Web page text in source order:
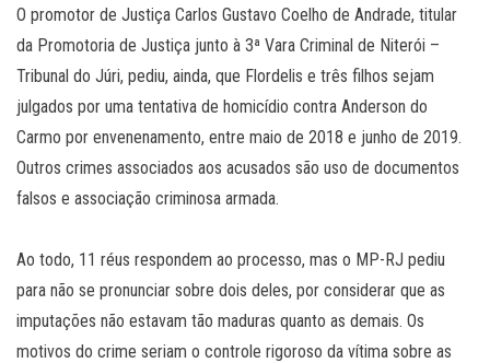
O promotor de Justiça Carlos Gustavo Coelho de Andrade, titular
da Promotoria de Justiça junto à 3ª Vara Criminal de Niterói –
Tribunal do Júri, pediu, ainda, que Flordelis e três filhos sejam
julgados por uma tentativa de homicídio contra Anderson do
Carmo por envenenamento, entre maio de 2018 e junho de 2019.
Outros crimes associados aos acusados são uso de documentos
falsos e associação criminosa armada.
Ao todo, 11 réus respondem ao processo, mas o MP-RJ pediu
para não se pronunciar sobre dois deles, por considerar que as
imputações não estavam tão maduras quanto as demais. Os
motivos do crime seriam o controle rigoroso da vítima sobre as